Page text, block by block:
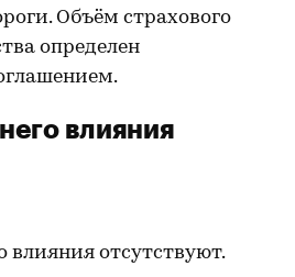
Объём страхового
определен
влияния
отсутствуют.